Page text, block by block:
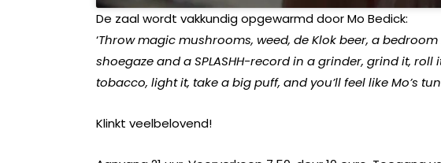
De zaal wordt vakkundig opgewarmd door Mo Bedick:
‘Throw magic mushrooms, weed, de Klok beer, a
shoegaze and a SPLASHH-record in a grinder, grind it,
tobacco, light it, take a big puff, and you’ll feel like Mo’s
Klinkt veelbelovend!